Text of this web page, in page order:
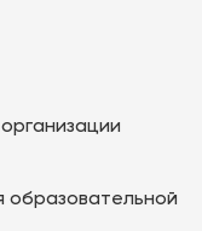
образовательной